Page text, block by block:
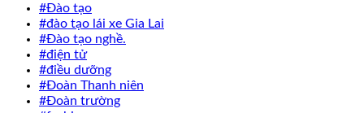
#Đào tạo
#đào tạo lái xe Gia Lai
#Đào tạo nghề.
#điện tử
#điều dưỡng
#Đoàn Thanh niên
#Đoàn trường